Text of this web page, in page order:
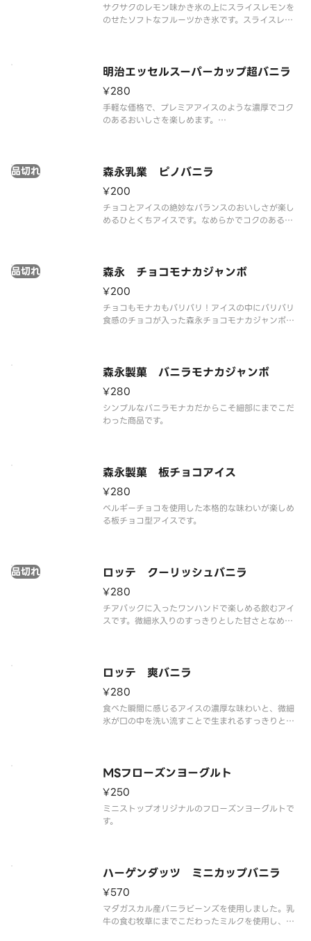
サクサクのレモン味かき氷の上にスライスレモンを
のせたソフトなフルーツかき氷です。スライスレモ
※品質に配慮して配送いたしますが、商品性質上溶
明治エッセルスーパーカップ超バニラ
¥280
手軽な価格で、プレミアアイスのような濃厚でコク
のあるおいしさを楽しめます。
森永乳業 ピノバニラ
品切れ
¥200
チョコとアイスの絶妙なバランスのおいしさが楽し
めるひとくちアイスです。なめらかでコクのあるバ
解の可能性もございます。ご了承の上ご注文くださ
森永 チョコモナカジャンボ
品切れ
¥200
チョコもモナカもパリパリ！アイスの中にパリパリ
食感のチョコが入った森永チョコモナカジャンボ。
※品質に配慮して配送いたしますが、商品性質上溶
森永製菓 バニラモナカジャンボ
¥280
シンプルなバニラモナカだからこそ細部にまでこだ
わった商品です。
森永製菓 板チョコアイス
¥280
ベルギーチョコを使用した本格的な味わいが楽しめ
る板チョコ型アイスです。
ロッテ クーリッシュバニラ
品切れ
¥280
チアパックに入ったワンハンドで楽しめる飲むアイ
スです。微細氷入りのすっきりとした甘さとなめら
ロッテ 爽バニラ
¥280
食べた瞬間に感じるアイスの濃厚な味わいと、微細
氷が口の中を洗い流すことで生まれるすっきりとし
※品質に配慮して配送いたしますが、商品性質上溶
MSフローズンヨーグルト
¥250
ミニストップオリジナルのフローズンヨーグルトで
す。
ハーゲンダッツ ミニカップバニラ
¥570
マダガスカル産バニラビーンズを使用しました。乳
牛の食む牧草にまでこだわったミルクを使用し、ハ